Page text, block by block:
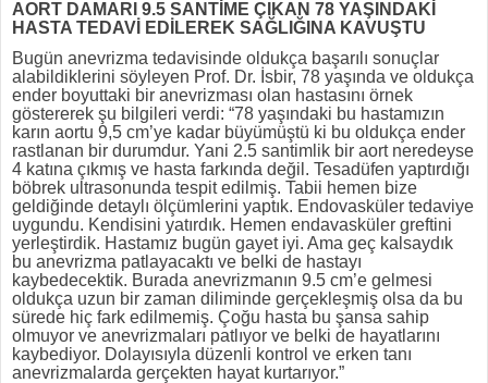
AORT DAMARI 9.5 SANTİME ÇIKAN 78 YAŞINDAKİ
HASTA TEDAVİ EDİLEREK SAĞLIĞINA KAVUŞTU
Bugün anevrizma tedavisinde oldukça başarılı sonuçlar
alabildiklerini söyleyen Prof. Dr. İsbir, 78 yaşında ve oldukça
ender boyuttaki bir anevrizması olan hastasını örnek
göstererek şu bilgileri verdi: “78 yaşındaki bu hastamızın
karın aortu 9,5 cm’ye kadar büyümüştü ki bu oldukça ender
rastlanan bir durumdur. Yani 2.5 santimlik bir aort neredeyse
4 katına çıkmış ve hasta farkında değil. Tesadüfen yaptırdığı
böbrek ultrasonunda tespit edilmiş. Tabii hemen bize
geldiğinde detaylı ölçümlerini yaptık. Endovasküler tedaviye
uygundu. Kendisini yatırdık. Hemen endavasküler greftini
yerleştirdik. Hastamız bugün gayet iyi. Ama geç kalsaydık
bu anevrizma patlayacaktı ve belki de hastayı
kaybedecektik. Burada anevrizmanın 9.5 cm’e gelmesi
oldukça uzun bir zaman diliminde gerçekleşmiş olsa da bu
sürede hiç fark edilmemiş. Çoğu hasta bu şansa sahip
olmuyor ve anevrizmaları patlıyor ve belki de hayatlarını
kaybediyor. Dolayısıyla düzenli kontrol ve erken tanı
anevrizmalarda gerçekten hayat kurtarıyor.”